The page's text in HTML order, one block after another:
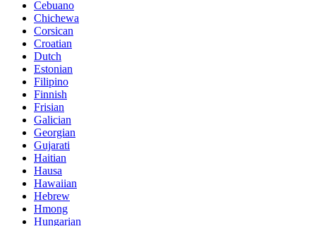
Cebuano
Chichewa
Corsican
Croatian
Dutch
Estonian
Filipino
Finnish
Frisian
Galician
Georgian
Gujarati
Haitian
Hausa
Hawaiian
Hebrew
Hmong
Hungarian